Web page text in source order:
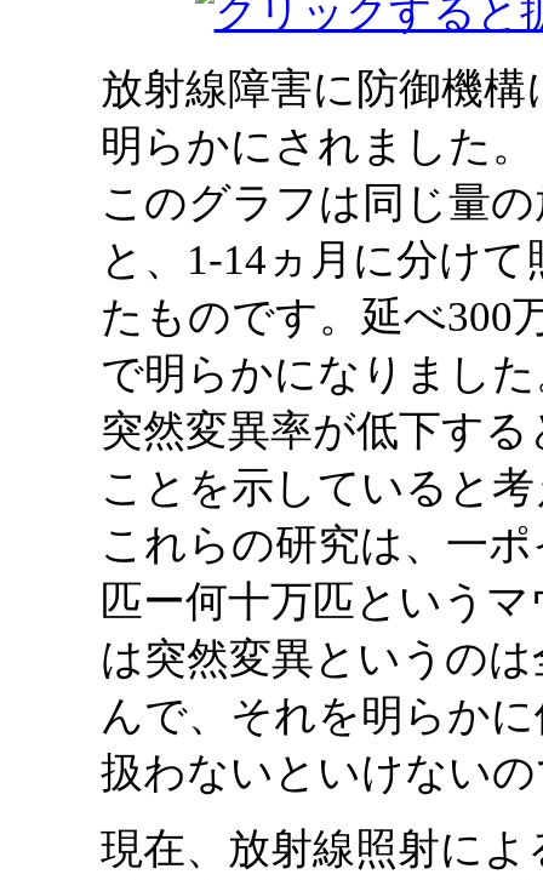
放射線障害に防御機
明らかにされました。
このグラフは同じ量
と、1-14ヵ月に分け
たものです。延べ300
で明らかになりまし
突然変異率が低下す
ことを示していると
これらの研究は、一
匹ー何十万匹という
は突然変異というの
んで、それを明らか
扱わないといけない
現在、放射線照射に